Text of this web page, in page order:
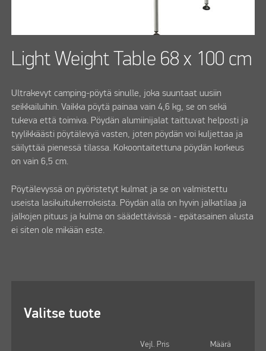
Light Weight Table 68 x 100 cm
Ultrakevyt camping-pöytä sinulle, joka suuntaat uusiin
seikkailuihin. Vaikka pöytä painaa vain 4,6 kg, se on sekä
tukeva että toimiva. Pöydän alumiinijalat taittuvat helposti ja
tyylikkäästi pöytälevyä vasten, joten pöydän voi kuljettaa ja
säilyttää pienessä tilassa. Kokoontaitettuna pöydän korkeus
on vain 6,5 cm.
Pöytälevyssä on pyöristetyt kulmat ja se on valmistettu
useista lasikuitukerroksista. Pöydän alla on hyvin jalkatilaa ja
jalkojen pituus ja kulma on säädettävissä - epätasainen alusta
ei siten ole mikään este.
Valitse tuote
Vejl. Pris Määrä